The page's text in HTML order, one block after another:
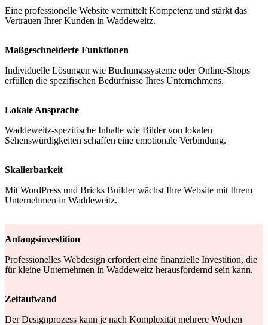
Eine professionelle Website vermittelt Kompetenz und stärkt das
Vertrauen Ihrer Kunden in Waddeweitz.
Maßgeschneiderte Funktionen
Individuelle Lösungen wie Buchungssysteme oder Online-Shops
erfüllen die spezifischen Bedürfnisse Ihres Unternehmens.
Lokale Ansprache
Waddeweitz-spezifische Inhalte wie Bilder von lokalen
Sehenswürdigkeiten schaffen eine emotionale Verbindung.
Skalierbarkeit
Mit WordPress und Bricks Builder wächst Ihre Website mit Ihrem
Unternehmen in Waddeweitz.
Anfangsinvestition
Professionelles Webdesign erfordert eine finanzielle Investition, die
für kleine Unternehmen in Waddeweitz herausfordernd sein kann.
Zeitaufwand
Der Designprozess kann je nach Komplexität mehrere Wochen